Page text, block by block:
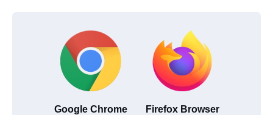
Google Chrome Firefox Browser